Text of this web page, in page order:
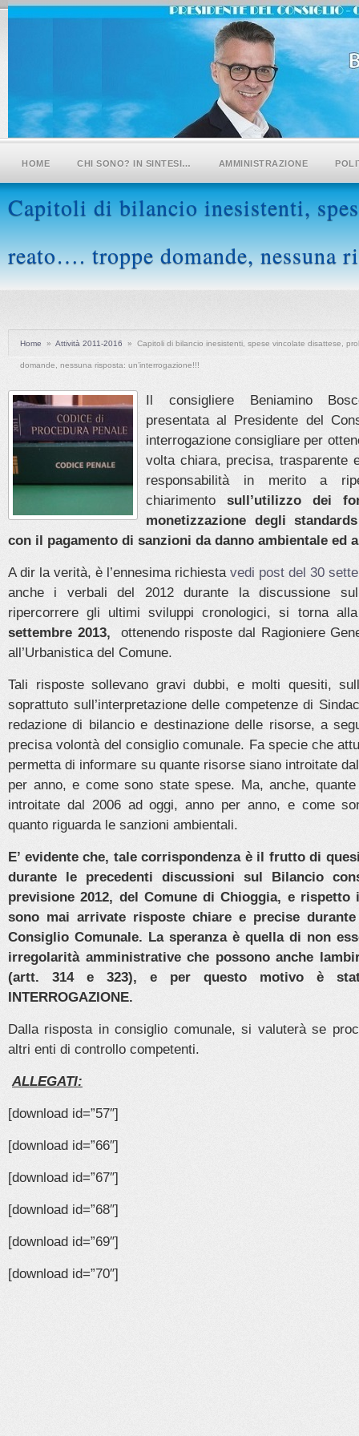
HOME CHI SONO? IN SINTESI… AMMINISTRAZIONE
Capitoli di bilancio inesistenti,
reato…. troppe domande, nessuna
Home » Attività 2011-2016 » Capitoli di bilancio inesistenti, spese vincolate disattese,
domande, nessuna risposta: un’interrogazione!!!
Il consigliere Beniamino
presentata al Presidente del
interrogazione consigliare per
volta chiara, precisa, trasparente
responsabilità in merito a
chiarimento sull’utilizzo dei
monetizzazione degli
con il pagamento di sanzioni da danno ambientale ed
A dir la verità, è l’ennesima richiesta vedi post del 30
anche i verbali del 2012 durante la discussione
ripercorrere gli ultimi sviluppi cronologici, si torna
settembre 2013,
ottenendo risposte dal Ragioniere
all’Urbanistica del Comune.
Tali risposte sollevano gravi dubbi, e molti quesiti,
soprattuto sull’interpretazione delle competenze di
redazione di bilancio e destinazione delle risorse, a
precisa volontà del consiglio comunale. Fa specie che
permetta di informare su quante risorse siano introitate
per anno, e come sono state spese. Ma, anche,
introitate dal 2006 ad oggi, anno per anno, e come
quanto riguarda le sanzioni ambientali.
E’ evidente che, tale corrispondenza è il frutto di
durante le precedenti discussioni sul Bilancio
previsione 2012, del Comune di Chioggia, e
sono mai arrivate risposte chiare e precise
Consiglio Comunale. La speranza è quella di non
irregolarità amministrative che possono anche
(artt. 314 e 323), e per questo motivo è
INTERROGAZIONE.
Dalla risposta in consiglio comunale, si valuterà se
altri enti di controllo competenti.
ALLEGATI:
[download id=”57″]
[download id=”66″]
[download id=”67″]
[download id=”68″]
[download id=”69″]
[download id=”70″]